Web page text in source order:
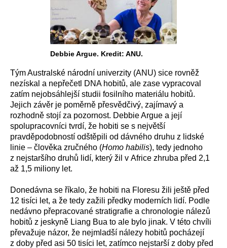
Debbie Argue. Kredit: ANU.
Tým Australské národní univerzity (ANU) sice rovněž
nezískal a nepřečetl DNA hobitů, ale zase vypracoval
zatím nejobsáhlejší studii fosilního materiálu hobitů.
Jejich závěr je poměrně přesvědčivý, zajímavý a
rozhodně stojí za pozornost. Debbie Argue a její
spolupracovníci tvrdí, že hobiti se s největší
pravděpodobností odštěpili od dávného druhu z lidské
linie – člověka zručného (Homo habilis), tedy jednoho
z nejstaršího druhů lidí, který žil v Africe zhruba před 2,1
až 1,5 miliony let.
Donedávna se říkalo, že hobiti na Floresu žili ještě před
12 tisíci let, a že tedy zažili předky moderních lidí. Podle
nedávno přepracované stratigrafie a chronologie nálezů
hobitů z jeskyně Liang Bua to ale bylo jinak. V této chvíli
převažuje názor, že nejmladší nálezy hobitů pocházejí
z doby před asi 50 tisíci let, zatímco nejstarší z doby před